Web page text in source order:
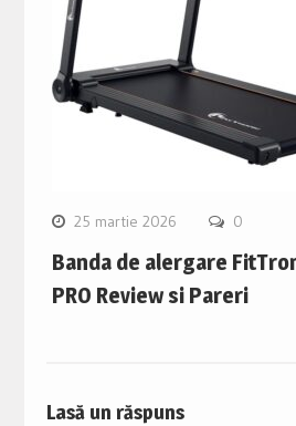
25 martie 2026 0
Banda de alergare
PRO Review si Pareri
Lasă un răspuns